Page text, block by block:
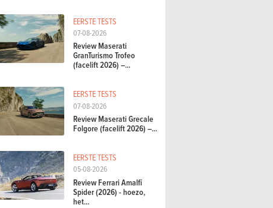
EERSTE TESTS
07-08-2026
Review Maserati
GranTurismo Trofeo
(facelift 2026) –...
EERSTE TESTS
07-08-2026
Review Maserati Grecale
Folgore (facelift 2026) –...
EERSTE TESTS
05-08-2026
Review Ferrari Amalfi
Spider (2026) - hoezo,
het...